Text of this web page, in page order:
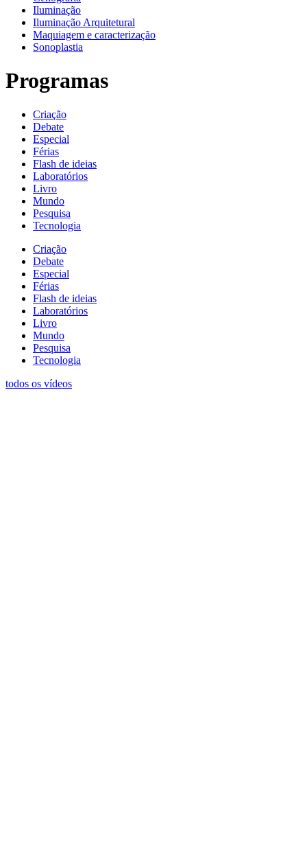
Iluminação
Iluminação Arquitetural
Maquiagem e caracterização
Sonoplastia
Programas
Criação
Debate
Especial
Férias
Flash de ideias
Laboratórios
Livro
Mundo
Pesquisa
Tecnologia
Criação
Debate
Especial
Férias
Flash de ideias
Laboratórios
Livro
Mundo
Pesquisa
Tecnologia
todos os vídeos